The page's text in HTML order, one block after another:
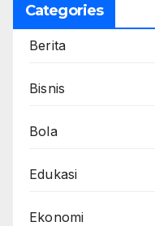
Categories
Berita
Bisnis
Bola
Edukasi
Ekonomi